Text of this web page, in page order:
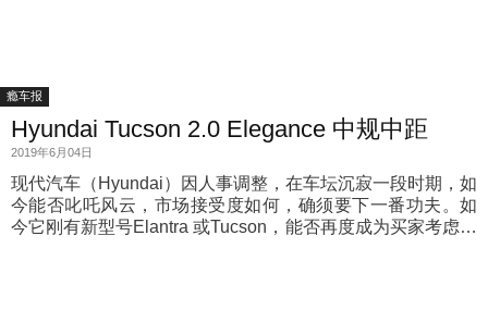
瘾车报
Hyundai Tucson 2.0 Elegance 中规中距
2019年6月04日
现代汽车（Hyundai）因人事调整，在车坛沉寂一段时期，如
今能否叱吒风云，市场接受度如何，确须要下一番功夫。如
今它刚有新型号Elantra 或Tucson，能否再度成为买家考虑的